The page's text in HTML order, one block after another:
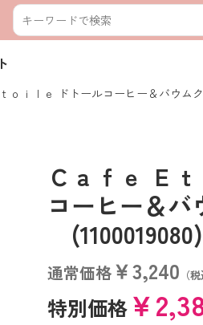
ｏｉｌｅ ドトールコーヒー＆バウム
Ｃａｆｅ Ｅ
コーヒー＆バ
(1100019080)
通常価格￥3,240 （
特別価格￥